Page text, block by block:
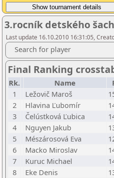
3.rocník detského
Last update 16.10.2010 16:31:05,
Search for player
Final Ranking
Rk. Name
1
Ležovič Maroš
2
Hlavina Ľubomír
3
Čelústková Ľubica
4
Nguyen Jakub
5
Mészárosová Eva
6
Macko Miroslav
7
Kuruc Michael
8
Eke Denis